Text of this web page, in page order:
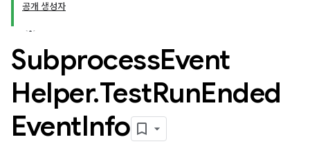
공개 생성자
SubprocessEvent
Helper.TestRunEnded
EventInfo